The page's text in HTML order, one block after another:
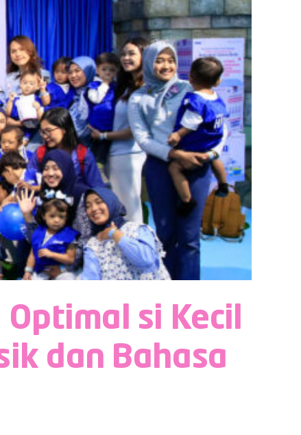
si Kecil
dan Bahasa